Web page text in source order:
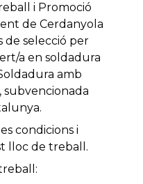
i Promoció
de Cerdanyola
de selecció per
a en soldadura
amb
subvencionada
condicions i
lloc de treball.